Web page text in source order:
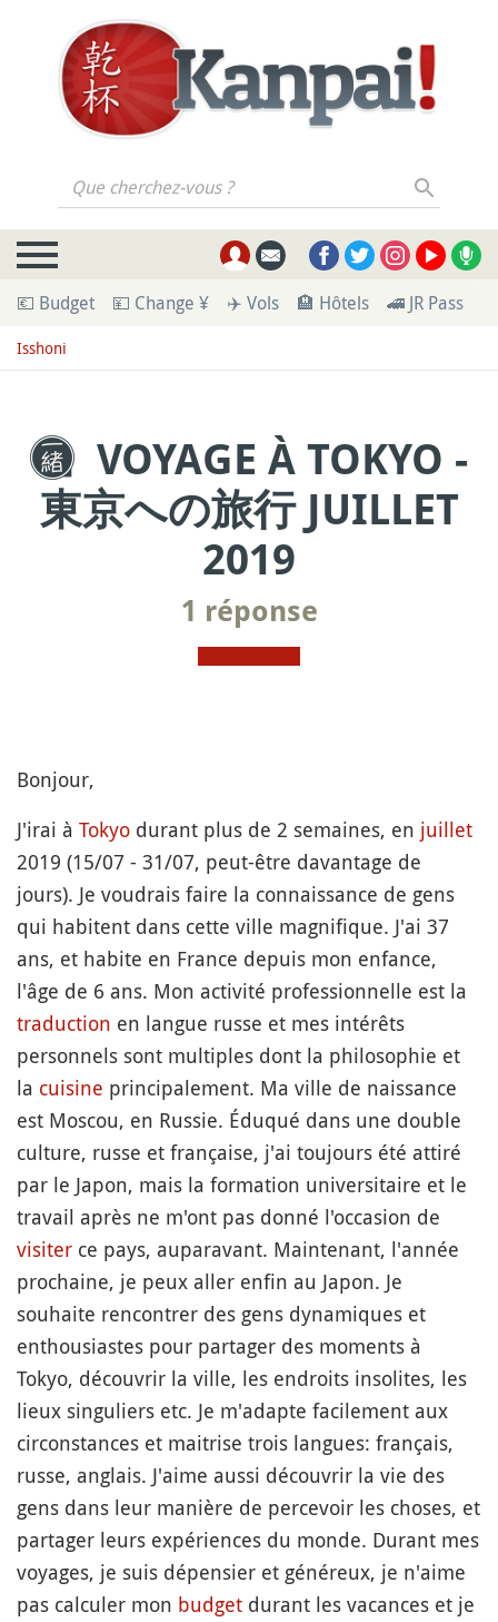
Que cherchez-vous ?
💶 Budget 💴 Change ¥ ✈️ Vols 🏨 Hôtels 🚄 JR Pass
Isshoni
VOYAGE À TOKYO -
東京への旅行 JUILLET
2019
1 réponse
Bonjour,
J'irai à Tokyo durant plus de 2 semaines, en juillet
2019 (15/07 - 31/07, peut-être davantage de
jours). Je voudrais faire la connaissance de gens
qui habitent dans cette ville magnifique. J'ai 37
ans, et habite en France depuis mon enfance,
l'âge de 6 ans. Mon activité professionnelle est la
traduction en langue russe et mes intérêts
personnels sont multiples dont la philosophie et
la cuisine principalement. Ma ville de naissance
est Moscou, en Russie. Éduqué dans une double
culture, russe et française, j'ai toujours été attiré
par le Japon, mais la formation universitaire et le
travail après ne m'ont pas donné l'occasion de
visiter ce pays, auparavant. Maintenant, l'année
prochaine, je peux aller enfin au Japon. Je
souhaite rencontrer des gens dynamiques et
enthousiastes pour partager des moments à
Tokyo, découvrir la ville, les endroits insolites, les
lieux singuliers etc. Je m'adapte facilement aux
circonstances et maitrise trois langues: français,
russe, anglais. J'aime aussi découvrir la vie des
gens dans leur manière de percevoir les choses, et
partager leurs expériences du monde. Durant mes
voyages, je suis dépensier et généreux, je n'aime
pas calculer mon budget durant les vacances et je